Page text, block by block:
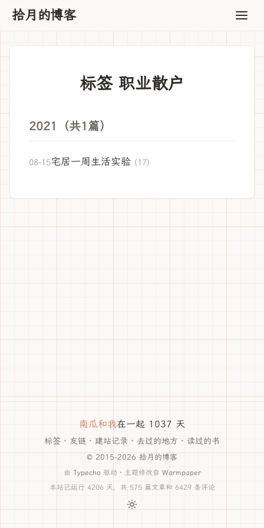
拾月的博客
标签 职业散户
2021（共1篇）
08-15宅居一周生活实验 (17)
南瓜和我在一起 1037 天
标签 · 友链 · 建站记录 · 去过的地方 · 读过的书
© 2015-2026 拾月的博客
由 Typecho 驱动 · 主题修改自 Warmpaper
本站已运行 4206 天，共 575 篇文章和 6429 条评论